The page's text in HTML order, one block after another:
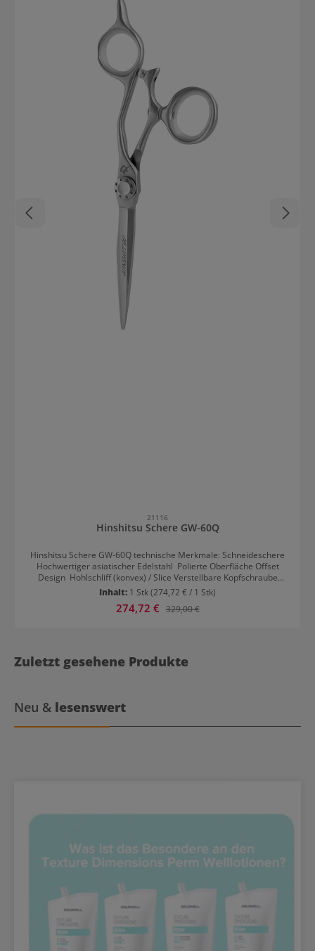
21116
Hinshitsu Schere GW-60Q
Hinshitsu Schere GW-60Q technische Merkmale: Schneideschere
Hochwertiger asiatischer Edelstahl Polierte Oberfläche Offset
Design Hohlschliff (konvex) / Slice Verstellbare Kopfschraube
Angeschmiedeter Fingerhaken Integrierter Gummistopper
Gelenkschonender drehbarer Daumenring für Rechtshänder
Inhalt: 1 Stk(274,72 € / 1 Stk)
Verkaufspreis:
274,72 € Regulärer Preis:
329,00 €
Zuletzt gesehene Produkte
Neu & lesenswert